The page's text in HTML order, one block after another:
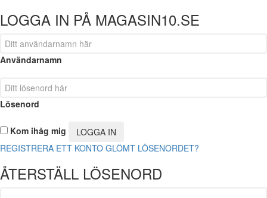
LOGGA IN PÅ MAGASIN10.SE
Användarnamn
Lösenord
Kom ihåg mig
REGISTRERA ETT KONTO GLÖMT LÖSENORDET?
ÅTERSTÄLL LÖSENORD